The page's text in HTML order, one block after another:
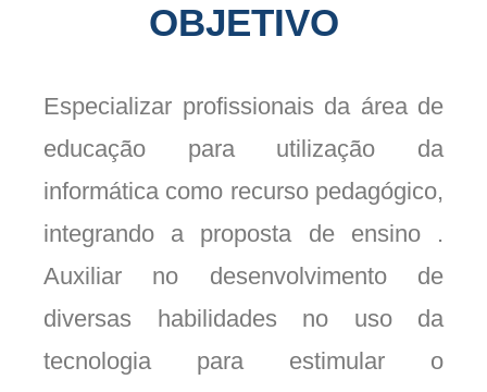
OBJETIVO
Especializar profissionais da área de
educação para utilização da
informática como recurso pedagógico,
integrando a proposta de ensino .
Auxiliar no desenvolvimento de
diversas habilidades no uso da
tecnologia para estimular o